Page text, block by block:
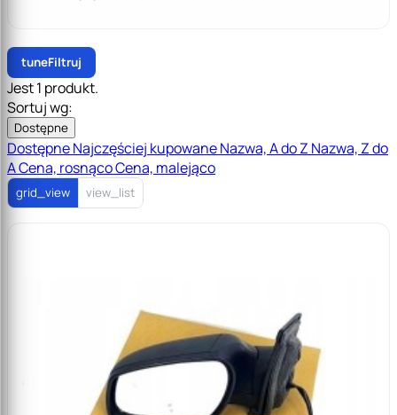
tuneFiltruj
Jest 1 produkt.
Sortuj wg:
Dostępne
DostępneNajczęściej kupowaneNazwa, A do Z Nazwa, Z do
ACena, rosnącoCena, malejąco
grid_view view_list